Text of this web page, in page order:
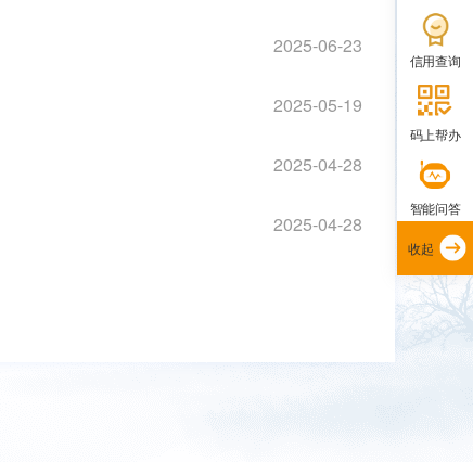
2025-06-23
2025-05-19
2025-04-28
2025-04-28
信用查询
码上帮办
智能问答
收起